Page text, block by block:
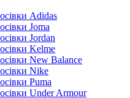
Adidas
Joma
Jordan
Kelme
New Balance
Nike
Puma
Under Armour